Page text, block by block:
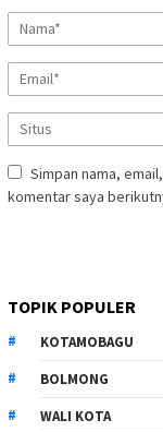
Simpan nama,
komentar saya
TOPIK POPULER
KOTAMOBAGU
BOLMONG
WALI KOTA